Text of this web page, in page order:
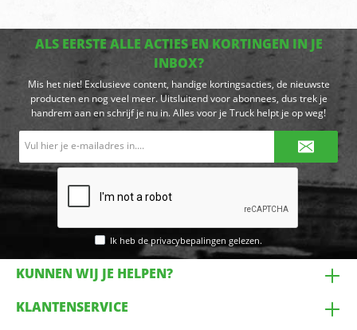
ALS EERSTE ALLE ACTIES EN KORTINGEN IN JE
INBOX?
Mis het niet! Exclusieve content, handige kortingsacties, de nieuwste
producten en nog veel meer. Uitsluitend voor abonnees, dus trek je
handrem aan en schrijf je nu in. Alles voor je Truck helpt je op weg!
Ik heb de privacybepalingen gelezen.
KUNNEN WIJ JE HELPEN?
KLANTENSERVICE